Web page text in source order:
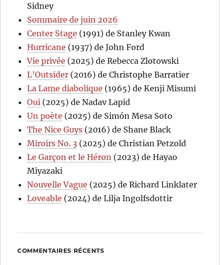
Sidney
Sommaire de juin 2026
Center Stage (1991) de Stanley Kwan
Hurricane (1937) de John Ford
Vie privée (2025) de Rebecca Zlotowski
L’Outsider (2016) de Christophe Barratier
La Lame diabolique (1965) de Kenji Misumi
Oui (2025) de Nadav Lapid
Un poète (2025) de Simón Mesa Soto
The Nice Guys (2016) de Shane Black
Miroirs No. 3 (2025) de Christian Petzold
Le Garçon et le Héron (2023) de Hayao
Miyazaki
Nouvelle Vague (2025) de Richard Linklater
Loveable (2024) de Lilja Ingolfsdottir
COMMENTAIRES RÉCENTS